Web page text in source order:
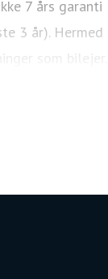
7 års garanti
3 år). Hermed
som bilejer.
de højeste